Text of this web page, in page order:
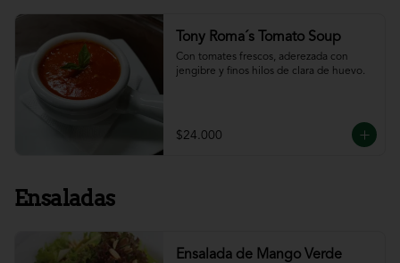
Tony Roma´s Tomato Soup
Con tomates frescos, aderezada con
jengibre y finos hilos de clara de huevo.
$24.000
Ensaladas
Ensalada de Mango Verde